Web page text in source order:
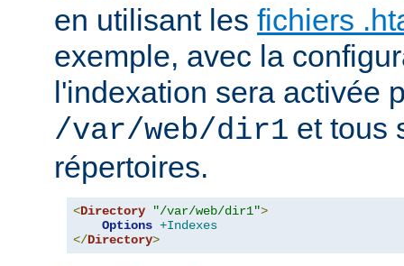
en utilisant les fichiers
exemple, avec la
l'indexation sera activée
/var/web/dir1 et tous
répertoires.
<Directory "/var/web/dir1">
Options +Indexes
</Directory>